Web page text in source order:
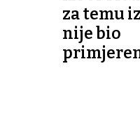
za temu
nije bio